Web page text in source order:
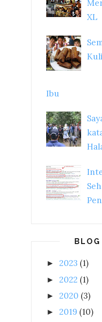
XL
Ibu
► 2023 (1)
► 2022 (1)
► 2020 (3)
► 2019 (10)